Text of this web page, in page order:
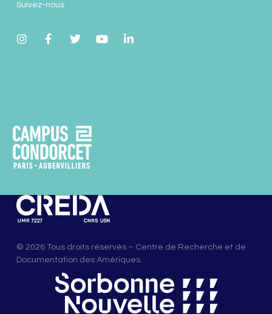
© 2026 Tous droits réservés – Centre de Recherche et de
Documentation des Amériques.
Suivez-nous